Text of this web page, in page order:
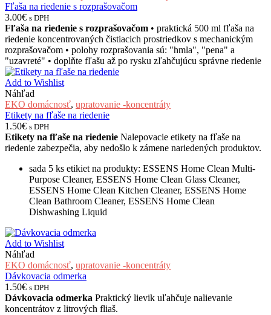
Fľaša na riedenie s rozprašovačom
3.00€ s DPH
Fľaša na riedenie s rozprašovačom • praktická 500 ml fľaša na
riedenie koncentrovaných čistiacich prostriedkov s mechanickým
rozprašovačom • polohy rozprašovania sú: "hmla", "pena" a
"uzavreté" • doplňte fľašu až po rysku zľahčujúcu správne riedenie
Add to Wishlist
Náhľad
EKO domácnosť, upratovanie -koncentráty
Etikety na fľaše na riedenie
1.50€ s DPH
Etikety na fľaše na riedenie Nalepovacie etikety na fľaše na
riedenie zabezpečia, aby nedošlo k zámene nariedených produktov.
sada 5 ks etikiet na produkty: ESSENS Home Clean Multi-
Purpose Cleaner, ESSENS Home Clean Glass Cleaner,
ESSENS Home Clean Kitchen Cleaner, ESSENS Home
Clean Bathroom Cleaner, ESSENS Home Clean
Dishwashing Liquid
Add to Wishlist
Náhľad
EKO domácnosť, upratovanie -koncentráty
Dávkovacia odmerka
1.50€ s DPH
Dávkovacia odmerka Praktický lievik uľahčuje nalievanie
koncentrátov z litrových fliaš.